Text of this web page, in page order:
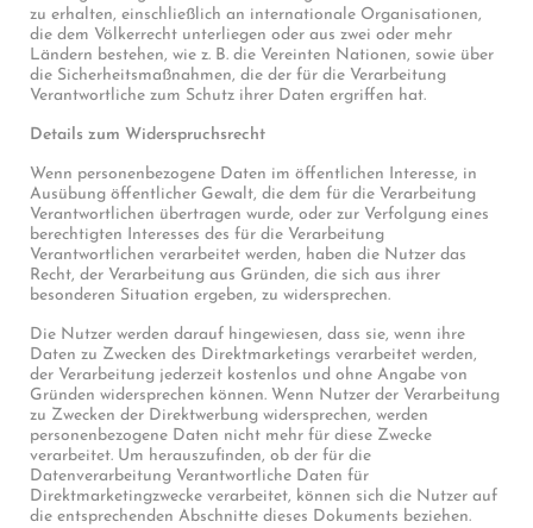
zu erhalten, einschließlich an internationale Organisationen,
die dem Völkerrecht unterliegen oder aus zwei oder mehr
Ländern bestehen, wie z. B. die Vereinten Nationen, sowie über
die Sicherheitsmaßnahmen, die der für die Verarbeitung
Verantwortliche zum Schutz ihrer Daten ergriffen hat.
Details zum Widerspruchsrecht
Wenn personenbezogene Daten im öffentlichen Interesse, in
Ausübung öffentlicher Gewalt, die dem für die Verarbeitung
Verantwortlichen übertragen wurde, oder zur Verfolgung eines
berechtigten Interesses des für die Verarbeitung
Verantwortlichen verarbeitet werden, haben die Nutzer das
Recht, der Verarbeitung aus Gründen, die sich aus ihrer
besonderen Situation ergeben, zu widersprechen.
Die Nutzer werden darauf hingewiesen, dass sie, wenn ihre
Daten zu Zwecken des Direktmarketings verarbeitet werden,
der Verarbeitung jederzeit kostenlos und ohne Angabe von
Gründen widersprechen können. Wenn Nutzer der Verarbeitung
zu Zwecken der Direktwerbung widersprechen, werden
personenbezogene Daten nicht mehr für diese Zwecke
verarbeitet. Um herauszufinden, ob der für die
Datenverarbeitung Verantwortliche Daten für
Direktmarketingzwecke verarbeitet, können sich die Nutzer auf
die entsprechenden Abschnitte dieses Dokuments beziehen.